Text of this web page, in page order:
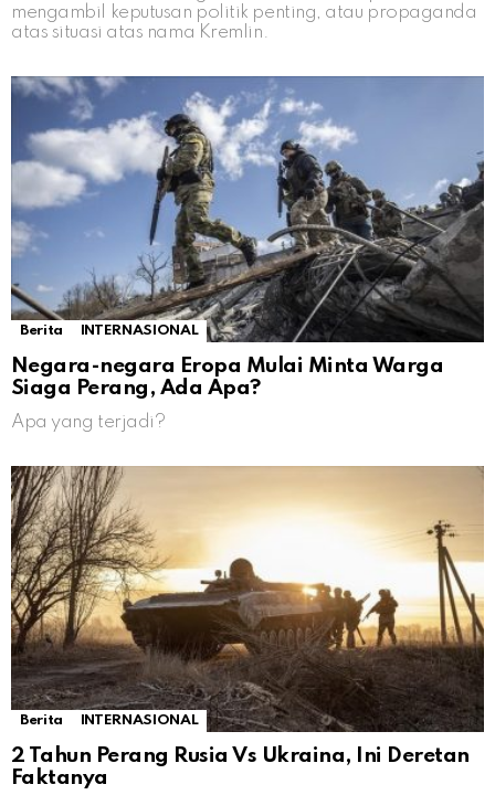
mengambil keputusan politik penting, atau propaganda
atas situasi atas nama Kremlin.
Berita INTERNASIONAL
Negara-negara Eropa Mulai Minta Warga
Siaga Perang, Ada Apa?
Apa yang terjadi?
Berita INTERNASIONAL
2 Tahun Perang Rusia Vs Ukraina, Ini Deretan
Faktanya